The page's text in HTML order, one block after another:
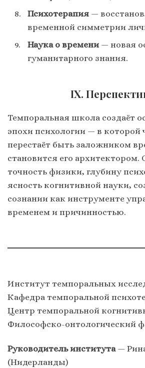
Психотерапия —
временной симметрии
Наука о времени — новая
гуманитарного знания.
IX.
Темпоральная школа создаёт
эпохи психологии — в которой
перестаёт быть заложником
становится его архитектором.
точность физики, глубину
ясность когнитивной науки,
сознании как инструменте
временем и причинностью.
Институт темпоральных
Кафедра темпоральной
Центр темпоральной
Философско-онтологический
Руководитель института—
(Нидерланды)